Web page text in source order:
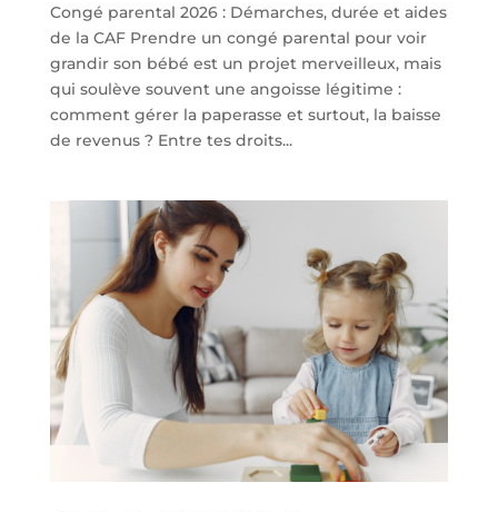
Congé parental 2026 : Démarches, durée et aides
de la CAF Prendre un congé parental pour voir
grandir son bébé est un projet merveilleux, mais
qui soulève souvent une angoisse légitime :
comment gérer la paperasse et surtout, la baisse
de revenus ? Entre tes droits...